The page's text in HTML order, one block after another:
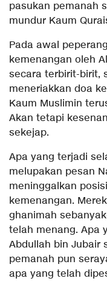
pasukan pemanah
mundur Kaum
Pada awal
kemenangan oleh
secara terbirit-birit,
meneriakkan doa
Kaum Muslimin
Akan tetapi
sekejap.
Apa yang terjadi
melupakan pesan
meninggalkan
kemenangan.
ghanimah
telah menang. Apa
Abdullah bin Jubair
pemanah pun
apa yang telah